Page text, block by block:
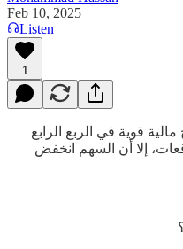
Feb 10, 2025
Listen
1
قوية في الربع الرابع
إلا أن السهم انخفض